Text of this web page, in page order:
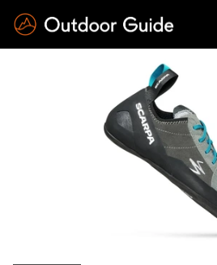
Drücken Sie die Eingabetaste